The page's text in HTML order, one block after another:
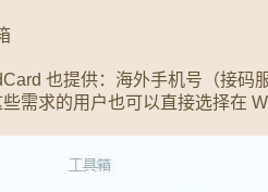
也提供：海外手机号（接码
需求的用户也可以直接选择在